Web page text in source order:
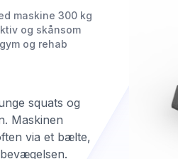
maskine 300 kg
og skånsom
og rehab
squats og
Maskinen
via et bælte,